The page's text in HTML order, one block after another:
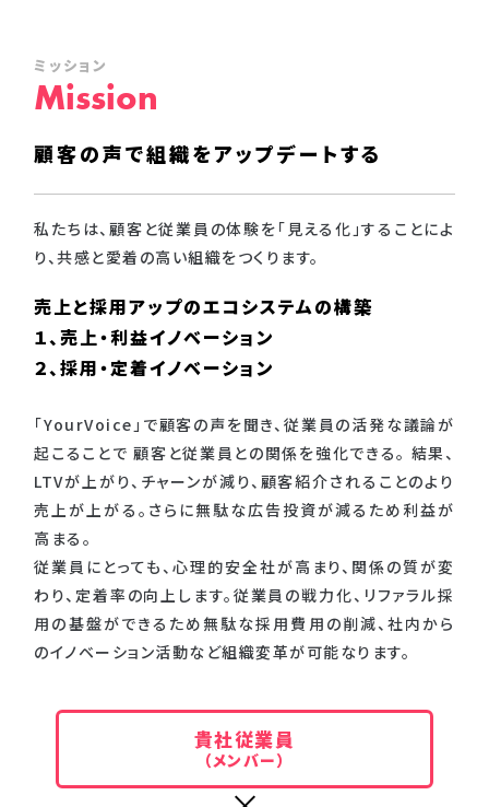
ミッション
Mission
顧客の声で組織をアップデートする
私たちは、顧客と従業員の体験を「見える化」することによ
り、共感と愛着の高い組織をつくります。
売上と採用アップのエコシステムの構築
１、売上・利益イノベーション
２、採用・定着イノベーション
「YourVoice」で顧客の声を聞き、従業員の活発な議論が
起こることで 顧客と従業員との関係を強化できる。 結果、
LTVが上がり、チャーンが減り、顧客紹介されることのより
売上が上がる。さらに無駄な広告投資が減るため利益が
高まる。
従業員にとっても、心理的安全社が高まり、関係の質が変
わり、定着率の向上します。従業員の戦力化、リファラル採
用の基盤ができるため無駄な採用費用の削減、社内から
のイノベーション活動など組織変革が可能なります。
貴社従業員
（メンバー）